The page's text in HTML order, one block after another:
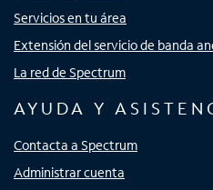
Servicios en tu área
Extensión del servicio de banda
La red de Spectrum
AYUDA Y
Contacta a Spectrum
Administrar cuenta